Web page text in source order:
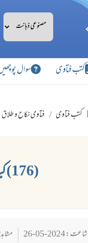
کتب فتاوی سوال
کتب فتاوی فتاوی نکاح و طلاق
(176) کیا نصرانی عورت سے شادی کرنے پر اسے مہر دینا ہو گا؟
: 2024-05-26